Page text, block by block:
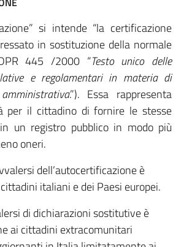
si intende “la certificazione
in sostituzione della normale
445 /2000 “Testo unico delle
e regolamentari in materia di
.”). Essa rappresenta
per il cittadino di fornire le stesse
un registro pubblico in modo più
oneri.
dell’autocertificazione è
italiani e dei Paesi europei.
di dichiarazioni sostitutive è
ai cittadini extracomunitari